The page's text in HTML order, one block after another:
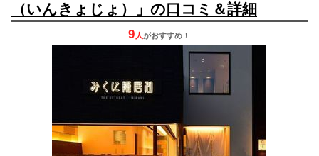
（いんきょじょ）」の口コミ＆詳細
9 人がおすすめ！